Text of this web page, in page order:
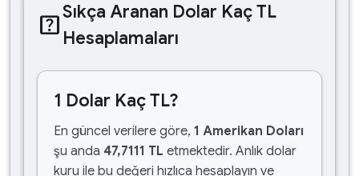
help_centerSıkça Aranan Dolar Kaç TL
Hesaplamaları
1 Dolar Kaç TL?
En güncel verilere göre, 1 Amerikan Doları
şu anda 47,7111 TL etmektedir. Anlık dolar
kuru ile bu değeri hızlıca hesaplayın ve